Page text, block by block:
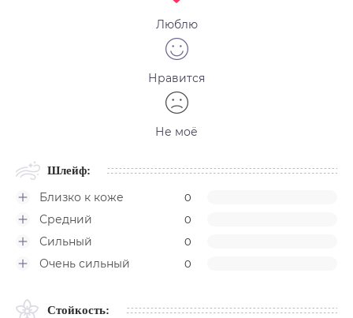
Люблю
Нравится
Не моё
Шлейф:
Близко к коже 0
Средний 0
Сильный 0
Очень сильный 0
Стойкость: